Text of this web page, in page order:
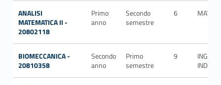
ANALISI
MATEMATICA II -
20802118
Primo
anno
Secondo
semestre
6 MAT/05
BIOMECCANICA -
20810358
Secondo
anno
Primo
semestre
9
ING-
IND/13